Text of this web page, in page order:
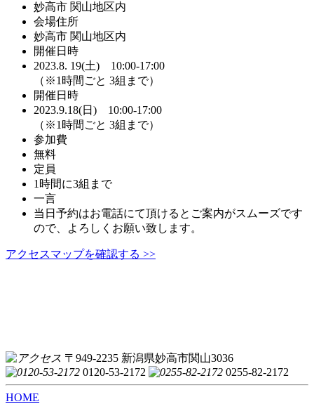
妙高市 関山地区内
会場住所
妙高市 関山地区内
開催日時
2023.8. 19(土) 10:00-17:00
（※1時間ごと 3組まで）
開催日時
2023.9.18(日) 10:00-17:00
（※1時間ごと 3組まで）
参加費
無料
定員
1時間に3組まで
一言
当日予約はお電話にて頂けるとご案内がスムーズです
ので、よろしくお願い致します。
アクセスマップを確認する >>
〒949-2235 新潟県妙高市関山3036
0120-53-2172
0255-82-2172
HOME